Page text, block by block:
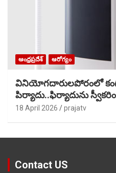
ఆంధ్రప్రదేశ్ ఆరోగ్యం
వినియోగదారులపోరంలో
పిర్యాదు..ఫిర్యాదును
18 April 2026 prajatv
Contact US